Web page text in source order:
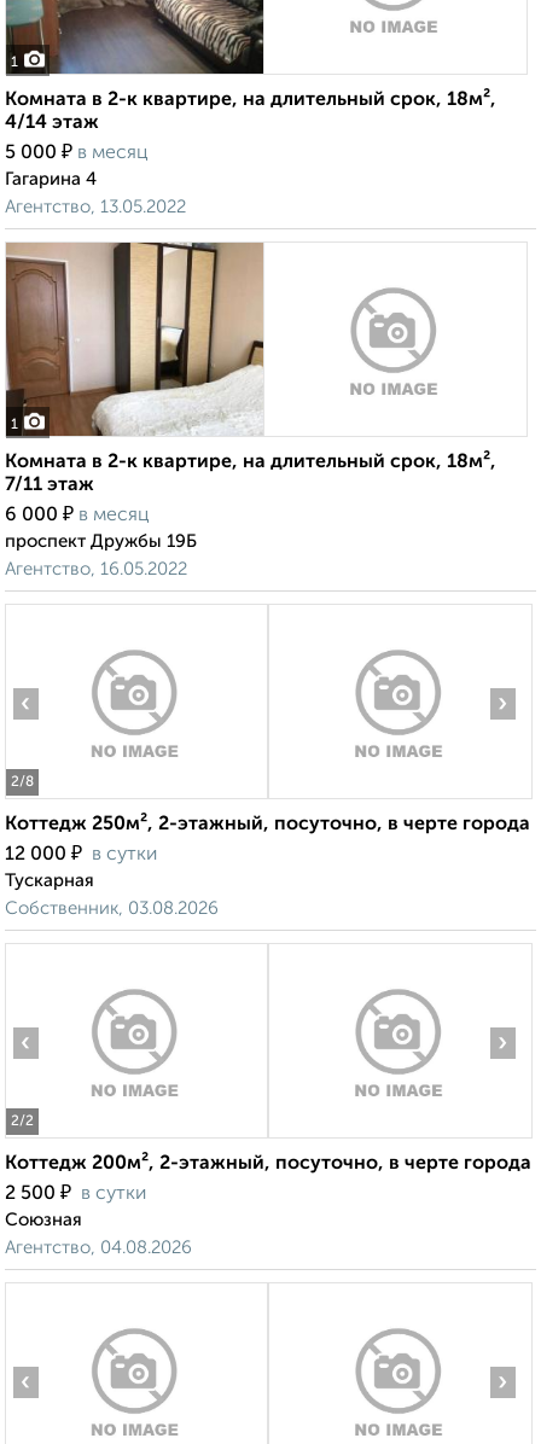
1
Комната в 2-к квартире, на длительный срок, 18м²,
4/14 этаж
5 000 ₽ в месяц
Гагарина 4
Агентство, 13.05.2022
1
Комната в 2-к квартире, на длительный срок, 18м²,
7/11 этаж
6 000 ₽ в месяц
проспект Дружбы 19Б
Агентство, 16.05.2022
2/8
‹ ›
Коттедж 250м², 2-этажный, посуточно, в черте города
12 000 ₽ в сутки
Тускарная
Собственник, 03.08.2026
2/2
‹ ›
Коттедж 200м², 2-этажный, посуточно, в черте города
2 500 ₽ в сутки
Союзная
Агентство, 04.08.2026
‹ ›